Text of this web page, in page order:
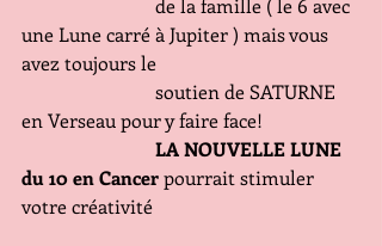
une Lune carré à Jupiter ) mais vous
avez toujours le
en Verseau pour y faire face!
           LA NOUVELLE LUNE
du 10 en Cancer pourrait stimuler
votre créativité